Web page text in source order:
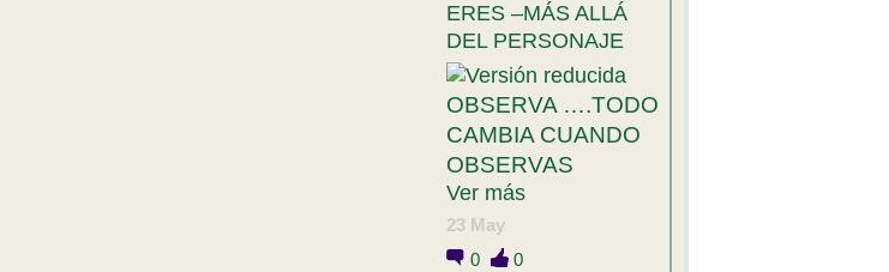
ERES –MÁS ALLÁ
DEL PERSONAJE
OBSERVA ….TODO
CAMBIA CUANDO
OBSERVAS
Ver más
23 May
0
0